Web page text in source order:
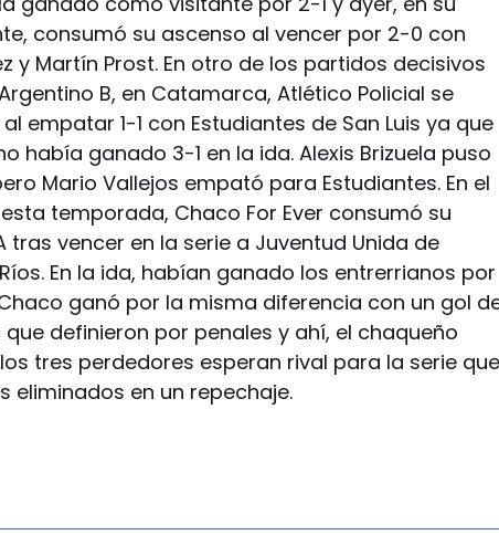
consumó su ascenso al vencer por 2-0 con
y Martín Prost. En otro de los partidos decisivos
B, en Catamarca, Atlético Policial se
empatar 1-1 con Estudiantes de San Luis ya que
había ganado 3-1 en la ida. Alexis Brizuela puso
Mario Vallejos empató para Estudiantes. En el
temporada, Chaco For Ever consumó su
tras vencer en la serie a Juventud Unida de
En la ida, habían ganado los entrerrianos por
ganó por la misma diferencia con un gol
definieron por penales y ahí, el chaqueño
tres perdedores esperan rival para la serie que
eliminados en un repechaje.